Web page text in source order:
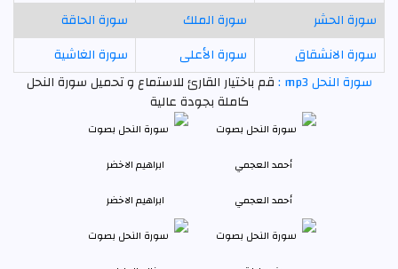
سورة الحشر
سورة الملك
سورة الحاقة
سورة الانشقاق
سورة الأعلى
سورة الغاشية
سورة النحل mp3 :
قم باختيار القارئ للاستماع و تحميل سورة النحل
كاملة بجودة عالية
أحمد العجمي ابراهيم الاخضر